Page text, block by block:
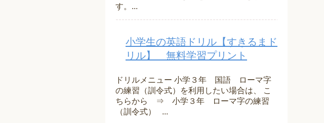
す。...
小学生の英語ドリル【すきるまド
リル】 無料学習プリント
ドリルメニュー 小学３年 国語 ローマ字
の練習（訓令式）を利用したい場合は、 こ
ちらから ⇒ 小学３年 ローマ字の練習
（訓令式） ...